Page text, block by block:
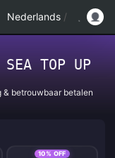
Nederlands /
TOP UP
& betrouwbaar betalen
10% OFF